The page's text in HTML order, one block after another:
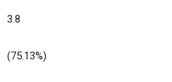
3.8
(75.13%)